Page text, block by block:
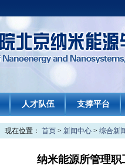
人才队伍 支撑平台
现在位置： 首页> 新闻中心> 综合新
纳米能源所管理